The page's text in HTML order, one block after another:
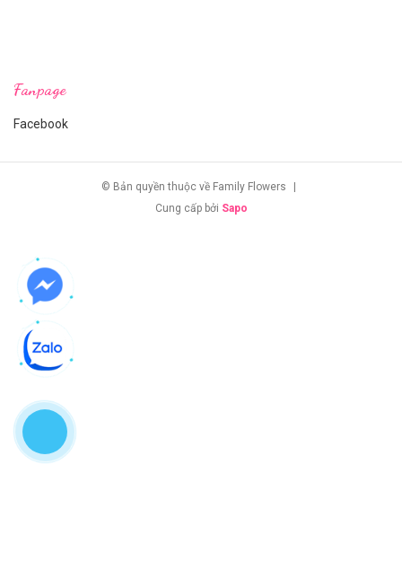
Fanpage
Facebook
© Bản quyền thuộc về Family Flowers
|
Cung cấp bởi Sapo